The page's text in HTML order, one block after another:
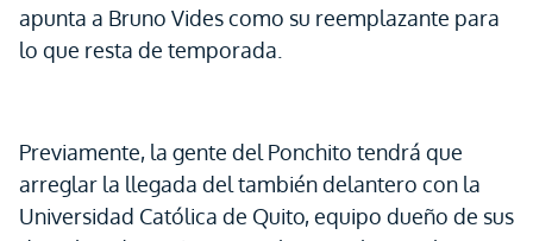
apunta a Bruno Vides como su reemplazante para
lo que resta de temporada.
Previamente, la gente del Ponchito tendrá que
arreglar la llegada del también delantero con la
Universidad Católica de Quito, equipo dueño de sus